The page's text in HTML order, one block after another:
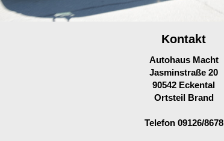
Kontakt
Autohaus Macht
Jasminstraße 20
90542 Eckental
Ortsteil Brand
Telefon 09126/8678